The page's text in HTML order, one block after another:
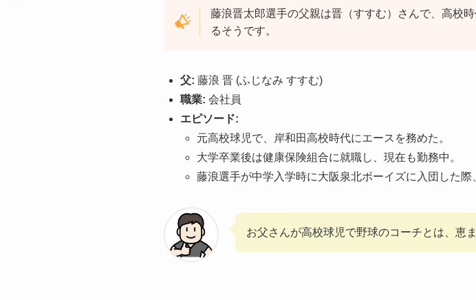
藤浪晋太郎選手の父親は晋（すすむ）さんで、高校
るそうです。
父: 藤浪 晋 (ふじなみ すすむ)
職業: 会社員
エピソード:
元高校球児で、岸和田高校時代にエースを務めた。
大学卒業後は健康保険組合に就職し、現在も勤務中。
藤浪選手が中学入学時に大阪泉北ボーイズに入団した際
お父さんが高校球児で野球のコーチとは、恵